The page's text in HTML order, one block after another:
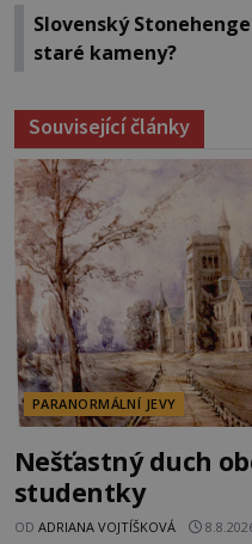
Slovenský
staré kameny?
Související články
PARANORMÁLNÍ JEVY
Nešťastný duch
studentky
OD ADRIANA VOJTÍŠKOVÁ